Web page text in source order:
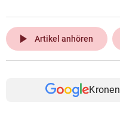
play_arrow Artikel anhören